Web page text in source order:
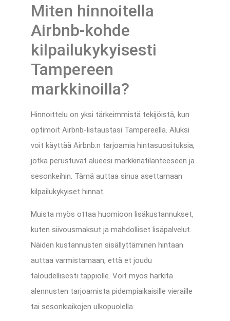
Miten hinnoitella
Airbnb-kohde
kilpailukykyisesti
Tampereen
markkinoilla?
Hinnoittelu on yksi tärkeimmistä tekijöistä, kun
optimoit Airbnb-listaustasi Tampereella. Aluksi
voit käyttää Airbnb:n tarjoamia hintasuosituksia,
jotka perustuvat alueesi markkinatilanteeseen ja
sesonkeihin. Tämä auttaa sinua asettamaan
kilpailukykyiset hinnat.
Muista myös ottaa huomioon lisäkustannukset,
kuten siivousmaksut ja mahdolliset lisäpalvelut.
Näiden kustannusten sisällyttäminen hintaan
auttaa varmistamaan, että et joudu
taloudellisesti tappiolle. Voit myös harkita
alennusten tarjoamista pidempiaikaisille vieraille
tai sesonkiaikojen ulkopuolella.